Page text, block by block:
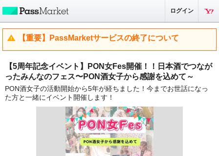
ログイン
【重要】PassMarketサービスの終了について
【5周年記念イベント】PON女Fes開催！！日本酒でつなが
ったみんなのフェス〜PON酒女子から感謝を込めて～
PON酒女子の活動開始から5年が経ちました！今までお世話になっ
た方と一緒にイベント開催します！